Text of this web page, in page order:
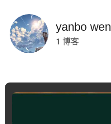
yanbo wen
1 博客